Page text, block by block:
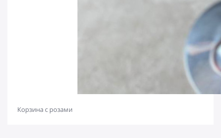
Корзина с розами